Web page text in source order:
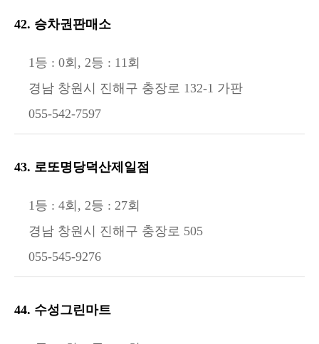
42. 승차권판매소
1등 : 0회, 2등 : 11회
경남 창원시 진해구 충장로 132-1 가판
055-542-7597
43. 로또명당덕산제일점
1등 : 4회, 2등 : 27회
경남 창원시 진해구 충장로 505
055-545-9276
44. 수성그린마트